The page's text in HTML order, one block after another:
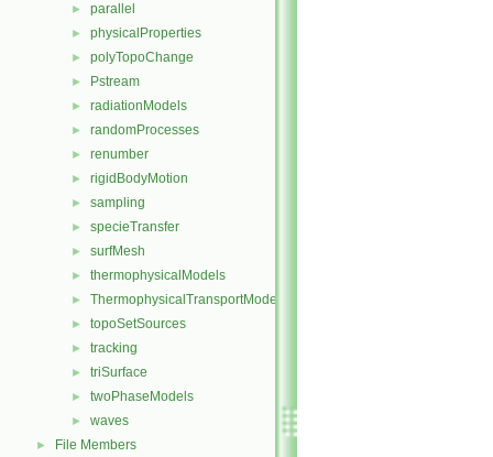
► parallel
► physicalProperties
► polyTopoChange
► Pstream
► radiationModels
► randomProcesses
► renumber
► rigidBodyMotion
► sampling
► specieTransfer
► surfMesh
► thermophysicalModels
► ThermophysicalTransportModels
► topoSetSources
► tracking
► triSurface
► twoPhaseModels
► waves
► File Members